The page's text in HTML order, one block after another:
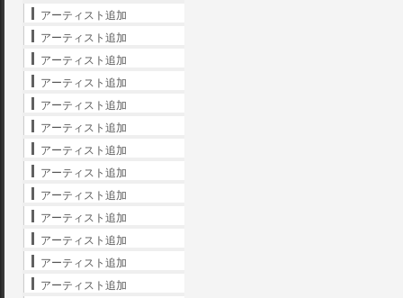
アーティスト追加
アーティスト追加
アーティスト追加
アーティスト追加
アーティスト追加
アーティスト追加
アーティスト追加
アーティスト追加
アーティスト追加
アーティスト追加
アーティスト追加
アーティスト追加
アーティスト追加